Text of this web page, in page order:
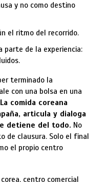
y no como destino
el ritmo del recorrido.
parte de la experiencia:
terminado la
con una bolsa en una
La comida coreana
articula y dialoga
detiene del todo. No
de clausura. Solo el final
el propio centro
centro comercial